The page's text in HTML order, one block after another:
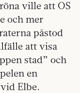
ville att OS
och mer
påstod
att visa
stad” och
en
Elbe.